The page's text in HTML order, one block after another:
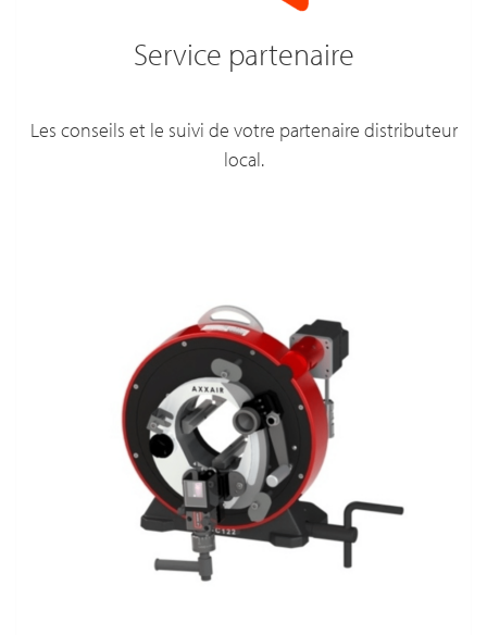
Service partenaire
Les conseils et le suivi de votre partenaire distributeur
local.